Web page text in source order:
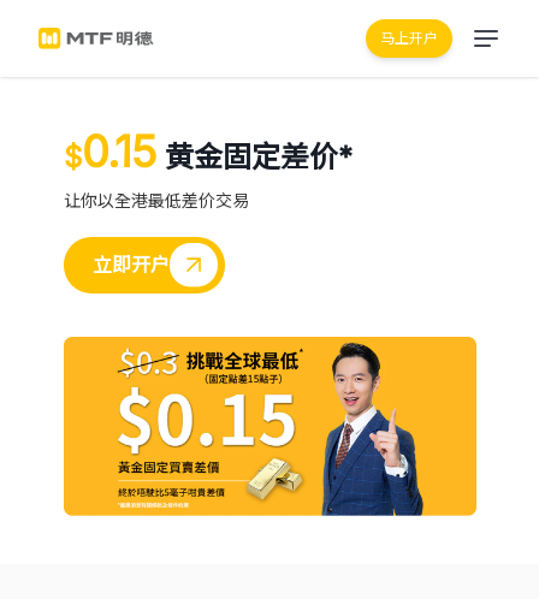
马上开户
$0.15黄金固定差价*
让你以全港最低差价交易
立即开户